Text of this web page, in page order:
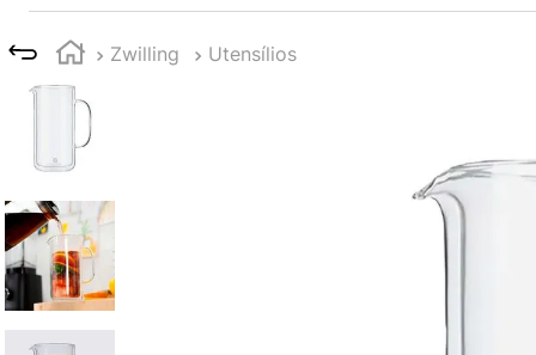
Zwilling Utensílios